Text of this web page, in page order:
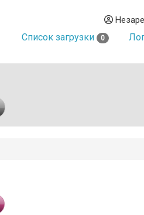
Список загрузки 0